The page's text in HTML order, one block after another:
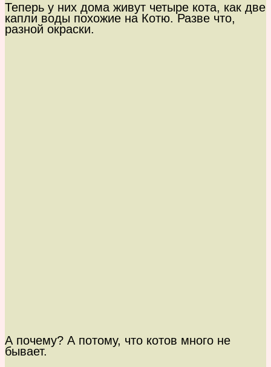
Теперь у них дома живут четыре кота, как две
капли воды похожие на Котю. Разве что,
разной окраски.
А почему? А потому, что котов много не
бывает.